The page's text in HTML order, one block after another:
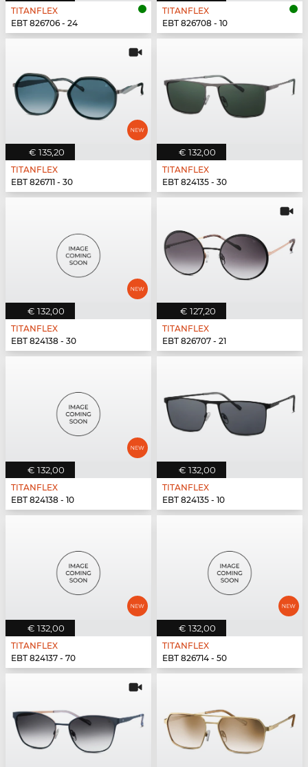
TITANFLEX
EBT 826706 - 24
TITANFLEX
EBT 826708 - 10
€ 135,20
TITANFLEX
EBT 826711 - 30
€ 132,00
TITANFLEX
EBT 824135 - 30
€ 132,00
TITANFLEX
EBT 824138 - 30
€ 127,20
TITANFLEX
EBT 826707 - 21
€ 132,00
TITANFLEX
EBT 824138 - 10
€ 132,00
TITANFLEX
EBT 824135 - 10
€ 132,00
TITANFLEX
EBT 824137 - 70
€ 132,00
TITANFLEX
EBT 826714 - 50